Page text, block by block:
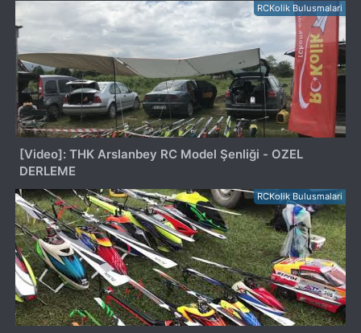
RCKolik Bulusmalari
[Video]: THK Arslanbey RC Model Şenliği - OZEL
DERLEME
RCKolik Bulusmalari